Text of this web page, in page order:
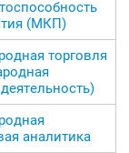
(МКП)
торговля
аналитика